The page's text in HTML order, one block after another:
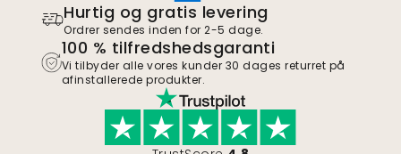
Hurtig og gratis levering
Ordrer sendes inden for 2-5 dage.
100 % tilfredshedsgaranti
Vi tilbyder alle vores kunder 30 dages returret på
afinstallerede produkter.